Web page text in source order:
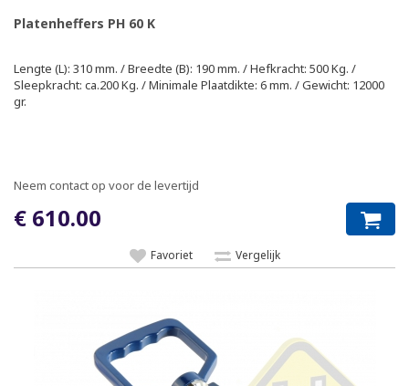
Platenheffers PH 60 K
Lengte (L): 310 mm. / Breedte (B): 190 mm. / Hefkracht: 500 Kg. /
Sleepkracht: ca.200 Kg. / Minimale Plaatdikte: 6 mm. / Gewicht: 12000
gr.
Neem contact op voor de levertijd
€ 610.00
Favoriet Vergelijk